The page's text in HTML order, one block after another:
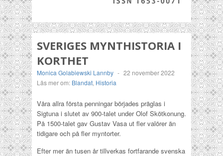
SVERIGES MYNTHISTORIA I
KORTHET
Monica Golabiewski Lannby - 22 november 2022
Läs mer om: Blandat, Historia
Våra allra första penningar börjades präglas i
Sigtuna i slutet av 900-talet under Olof Skötkonung.
På 1500-talet gav Gustav Vasa ut fler valörer än
tidigare och på fler myntorter.
Efter mer än tusen år tillverkas fortfarande svenska